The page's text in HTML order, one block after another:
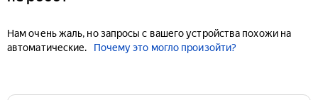
Нам очень жаль, но запросы с вашего устройства похожи на
автоматические.
Почему это могло произойти?